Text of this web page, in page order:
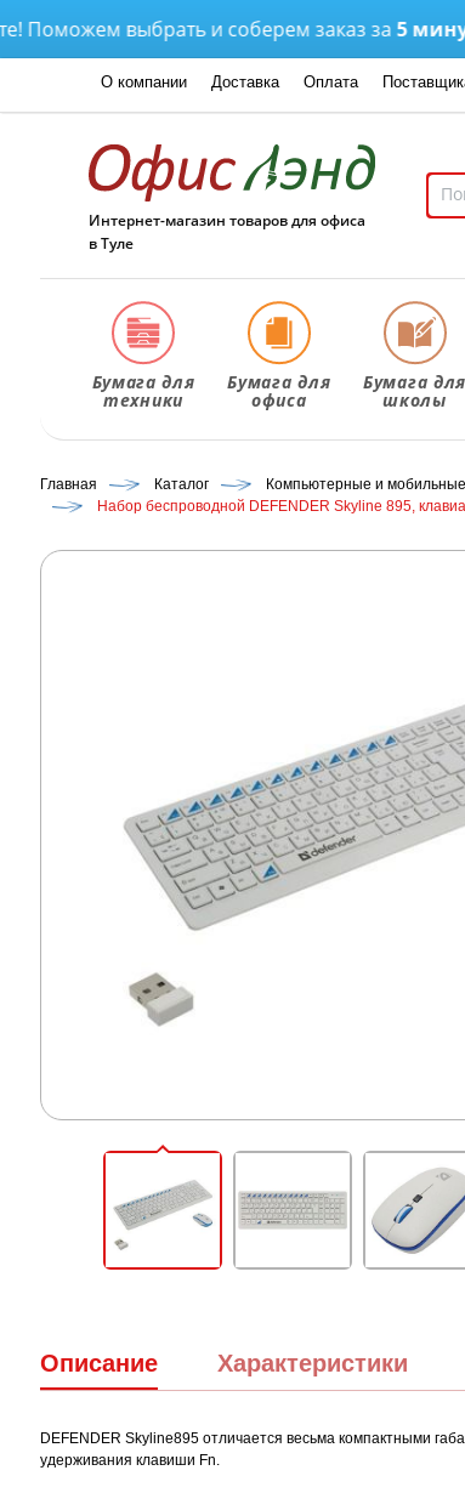
выбрать и соберем заказ за5 минут
О компании Доставка Оплата
Интернет-магазин товаров для офиса
в Туле
Бумага для
техники
Бумага для
офиса
Бумага для
школы
Главная Каталог Компьютерные и
Набор беспроводной DEFENDER Skyline 895,
Описание Характеристики
DEFENDER Skyline895 отличается весьма компактными
удерживания клавиши Fn.